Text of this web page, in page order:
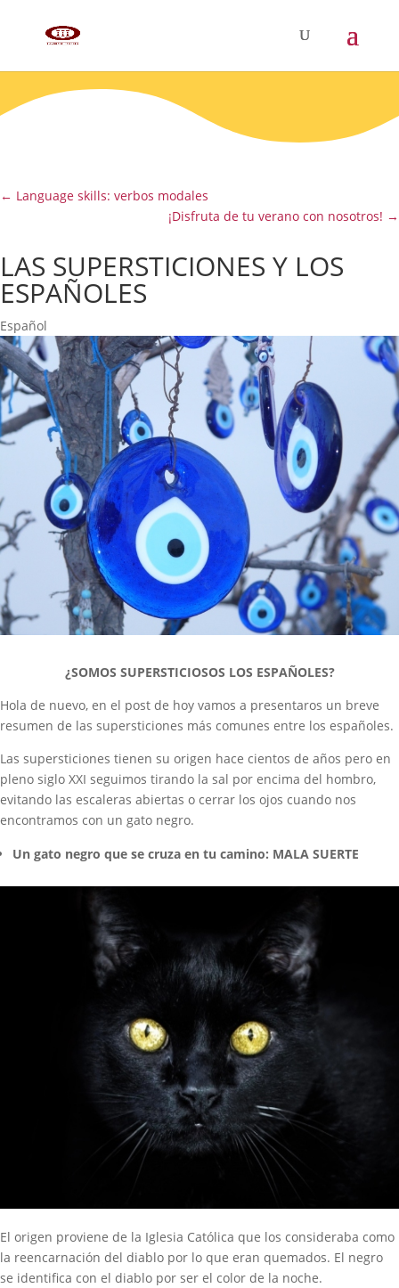
← Language skills: verbos modales
¡Disfruta de tu verano con nosotros! →
LAS SUPERSTICIONES Y LOS
ESPAÑOLES
Español
¿SOMOS SUPERSTICIOSOS LOS ESPAÑOLES?
Hola de nuevo, en el post de hoy vamos a presentaros un breve
resumen de las supersticiones más comunes entre los españoles.
Las supersticiones tienen su origen hace cientos de años pero en
pleno siglo XXI seguimos tirando la sal por encima del hombro,
evitando las escaleras abiertas o cerrar los ojos cuando nos
encontramos con un gato negro.
Un gato negro que se cruza en tu camino: MALA SUERTE
El origen proviene de la Iglesia Católica que los consideraba como
la reencarnación del diablo por lo que eran quemados. El negro
se identifica con el diablo por ser el color de la noche.